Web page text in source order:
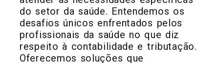
do setor da saúde. Entendemos os
desafios únicos enfrentados pelos
profissionais da saúde no que diz
respeito à contabilidade e tributação.
Oferecemos soluções que